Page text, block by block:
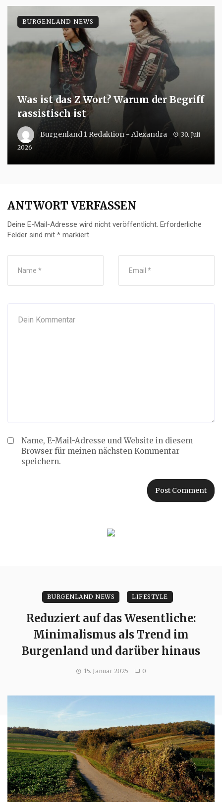
Was ist das Z Wort? Warum der Begriff
rassistisch ist
Burgenland 1 Redaktion - Alexandra
30. Juli
2026
BURGENLAND NEWS
ANTWORT VERFASSEN
Deine E-Mail-Adresse wird nicht veröffentlicht. Erforderliche
Felder sind mit * markiert
Name, E-Mail-Adresse und Website in diesem
Browser für meinen nächsten Kommentar
speichern.
BURGENLAND NEWS LIFESTYLE
Reduziert auf das Wesentliche:
Minimalismus als Trend im
Burgenland und darüber hinaus
15. Januar 2025 0